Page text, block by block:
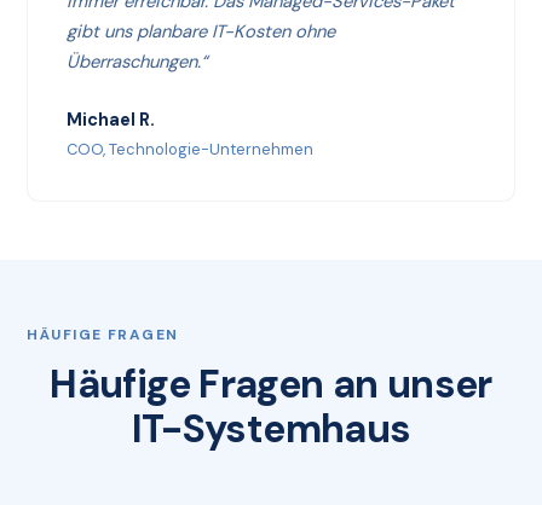
gibt uns planbare IT-Kosten ohne
Überraschungen.“
Michael R.
COO, Technologie-Unternehmen
HÄUFIGE FRAGEN
Häufige Fragen an unser
IT-Systemhaus